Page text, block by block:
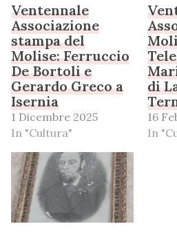
Ventennale
Associazione
stampa del
Molise: Ferruccio
De Bortoli e
Gerardo Greco a
Isernia
1 Dicembre 2025
In "Cultura"
di
16
In